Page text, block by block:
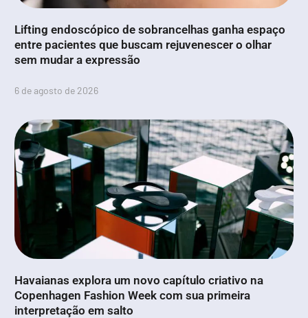
Lifting endoscópico de sobrancelhas ganha espaço
entre pacientes que buscam rejuvenescer o olhar
sem mudar a expressão
6 de agosto de 2026
Havaianas explora um novo capítulo criativo na
Copenhagen Fashion Week com sua primeira
interpretação em salto